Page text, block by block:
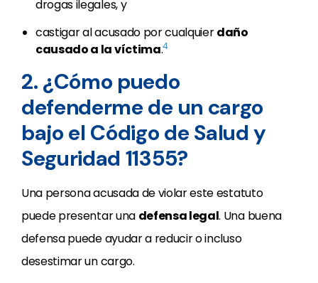
drogas ilegales, y
castigar al acusado por cualquierdaño
causado a la víctima.4
2. ¿Cómo puedo
defenderme de un cargo
bajo el Código de Salud y
Seguridad 11355?
Una persona acusada de violar este estatuto
puede presentar una defensa legal. Una buena
defensa puede ayudar a reducir o incluso
desestimar un cargo.